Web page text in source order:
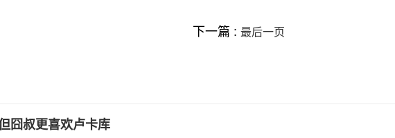
下一篇 : 最后一页
囧叔更喜欢卢卡库